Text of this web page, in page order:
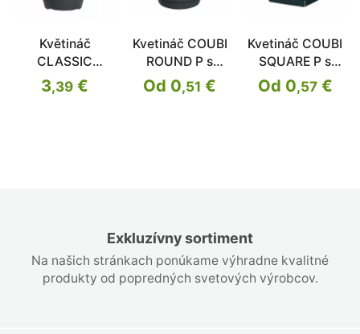
Exkluzívny sortiment
Na našich stránkach ponúkame výhradne kvalitné
produkty od popredných svetových výrobcov.
Květináč
CLASSIC
antracit 30cm
3,39 €
Kvetináč COUBI
ROUND P s
miskou
Od 0,51 €
Kvetináč COUBI
SQUARE P s
miskou
Od 0,57€